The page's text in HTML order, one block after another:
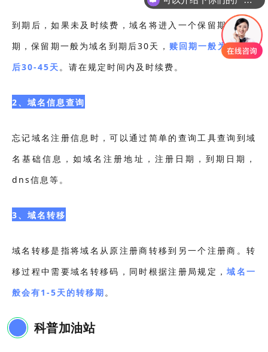
到期后，如果未及时续费，域名将进入一个保留期或赎回
期，保留期一般为域名到期后30天， 赎回期一般为保留期
后30-45天。请在规定时间内及时续费。
2、域名信息查询
忘记域名注册信息时，可以通过简单的查询工具查询到域
名基础信息，如域名注册地址，注册日期，到期日期，
dns信息等。
3、域名转移
域名转移是指将域名从原注册商转移到另一个注册商。转
移过程中需要域名转移码，同时根据注册局规定，域名一
般会有1-5天的转移期。
科普加油站